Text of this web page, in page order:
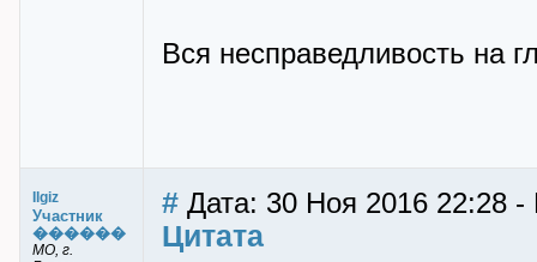
Вся несправедливость на
Ilgiz
Участник
������
МО, г.
# Дата: 30 Ноя 2016 22:28 -
Цитата